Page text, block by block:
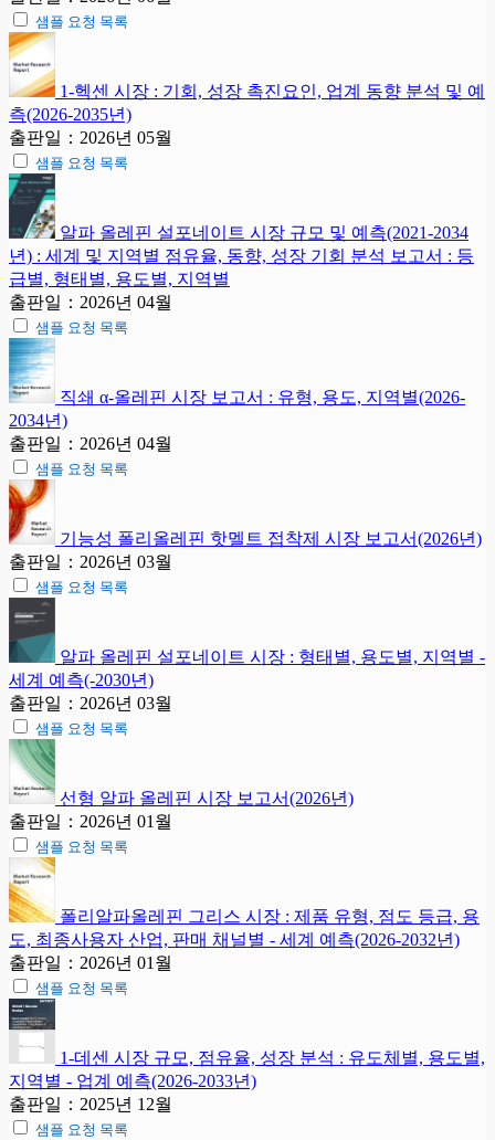
샘플 요청 목록
1-헥센 시장 : 기회, 성장 촉진요인, 업계 동향 분석 및 예
측(2026-2035년)
출판일：2026년 05월
샘플 요청 목록
알파 올레핀 설포네이트 시장 규모 및 예측(2021-2034
년) : 세계 및 지역별 점유율, 동향, 성장 기회 분석 보고서 : 등
급별, 형태별, 용도별, 지역별
출판일：2026년 04월
샘플 요청 목록
직쇄 α-올레핀 시장 보고서 : 유형, 용도, 지역별(2026-
2034년)
출판일：2026년 04월
샘플 요청 목록
기능성 폴리올레핀 핫멜트 접착제 시장 보고서(2026년)
출판일：2026년 03월
샘플 요청 목록
알파 올레핀 설포네이트 시장 : 형태별, 용도별, 지역별 -
세계 예측(-2030년)
출판일：2026년 03월
샘플 요청 목록
선형 알파 올레핀 시장 보고서(2026년)
출판일：2026년 01월
샘플 요청 목록
폴리알파올레핀 그리스 시장 : 제품 유형, 점도 등급, 용
도, 최종사용자 산업, 판매 채널별 - 세계 예측(2026-2032년)
출판일：2026년 01월
샘플 요청 목록
1-데센 시장 규모, 점유율, 성장 분석 : 유도체별, 용도별,
지역별 - 업계 예측(2026-2033년)
출판일：2025년 12월
샘플 요청 목록